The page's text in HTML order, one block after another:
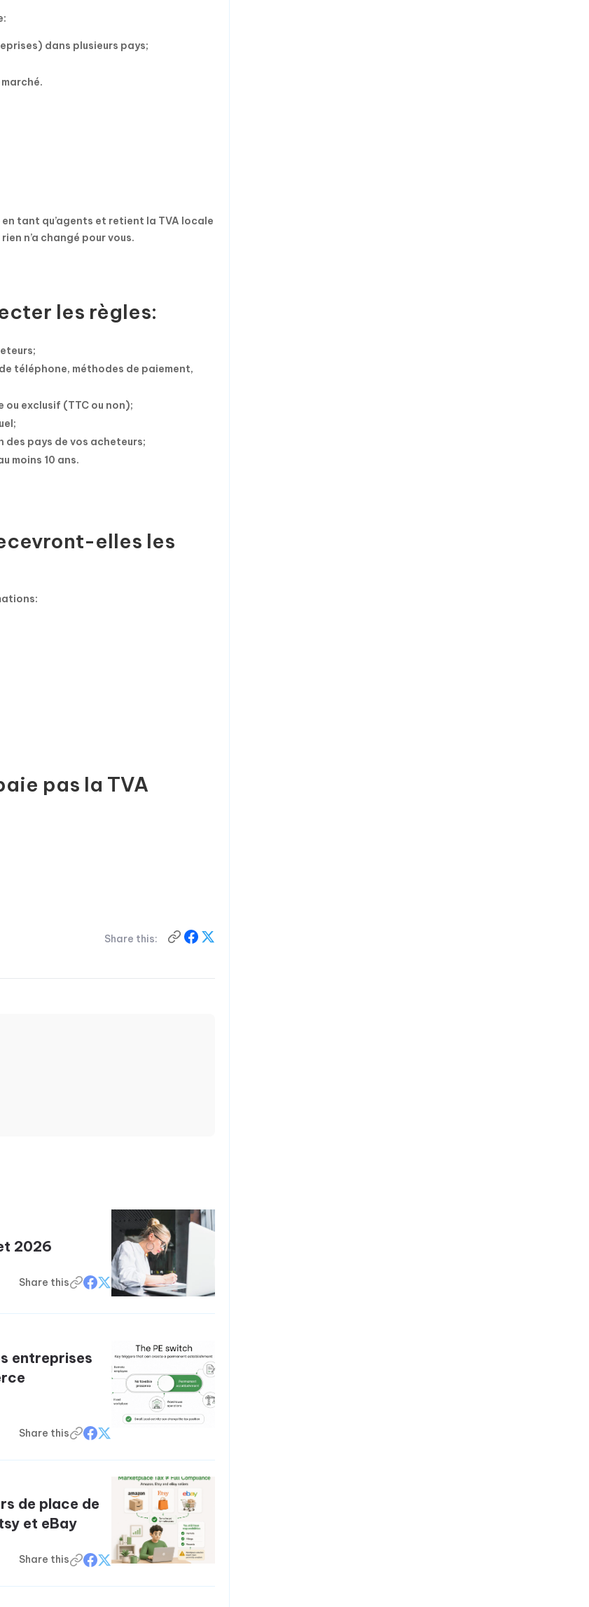
dans plusieurs pays;
en tant qu’agents et retient la TVA locale
n’a changé pour vous.
les règles:
téléphone, méthodes de paiement,
exclusif (TTC ou non);
des pays de vos acheteurs;
moins 10 ans.
elles les
pas la TVA
Share this:
2026
Share this
entreprises
Share this
de place de
et eBay
Share this